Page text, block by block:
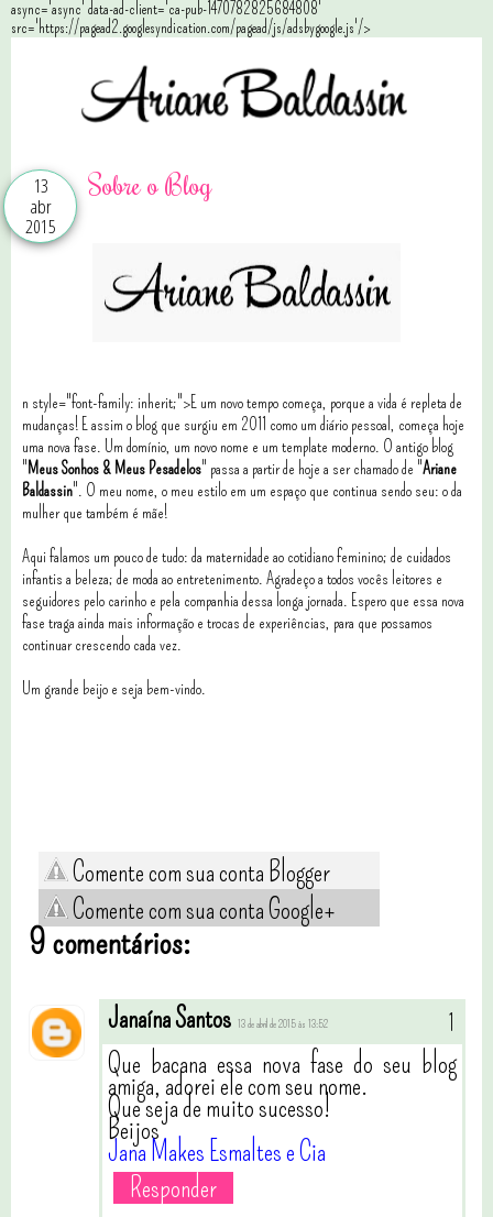
async='async' data-ad-client='ca-pub-1470782825684808'
src='https://pagead2.googlesyndication.com/pagead/js/adsbygoogle.js'/>
13
abr
2015
Sobre o Blog
n style="font-family: inherit;">E um novo tempo começa, porque a vida é repleta de
mudanças! E assim o blog que surgiu em 2011 como um diário pessoal, começa hoje
uma nova fase. Um domínio, um novo nome e um template moderno. O antigo blog
"Meus Sonhos & Meus Pesadelos" passa a partir de hoje a ser chamado de "Ariane
Baldassin". O meu nome, o meu estilo em um espaço que continua sendo seu: o da
mulher que também é mãe!
Aqui falamos um pouco de tudo: da maternidade ao cotidiano feminino; de cuidados
infantis a beleza; de moda ao entretenimento. Agradeço a todos vocês leitores e
seguidores pelo carinho e pela companhia dessa longa jornada. Espero que essa nova
fase traga ainda mais informação e trocas de experiências, para que possamos
continuar crescendo cada vez.
Um grande beijo e seja bem-vindo.
Comente com sua conta Blogger
Comente com sua conta Google+
9 comentários:
Janaína Santos 13 de abril de 2015 às 13:52
Que bacana essa nova fase do seu blog
amiga, adorei ele com seu nome.
Que seja de muito sucesso!
Beijos
Jana Makes Esmaltes e Cia
Responder